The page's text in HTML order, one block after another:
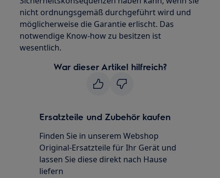
nicht ordnungsgemäß durchgeführt wird und
möglicherweise die Garantie erlischt. Das
notwendige Know-how zu besitzen ist
wesentlich.
War dieser Artikel hilfreich?
Ersatzteile und Zubehör kaufen
Finden Sie in unserem Webshop
Original-Ersatzteile für Ihr Gerät und
lassen Sie diese direkt nach Hause
liefern